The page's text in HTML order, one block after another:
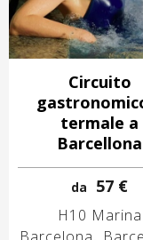
Circuito
termale a
Barcellona
da 57 €
H10 Marina